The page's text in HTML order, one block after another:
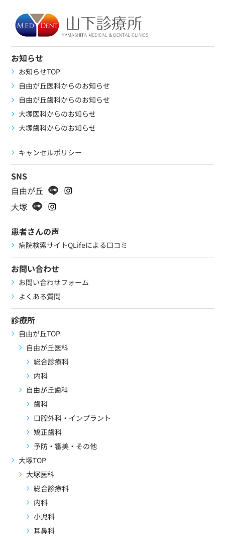
お知らせ
お知らせTOP
自由が丘医科からのお知らせ
自由が丘歯科からのお知らせ
大塚医科からのお知らせ
大塚歯科からのお知らせ
キャンセルポリシー
SNS
自由が丘
大塚
患者さんの声
病院検索サイトQLifeによる口コミ
お問い合わせ
お問い合わせフォーム
よくある質問
診療所
自由が丘TOP
自由が丘医科
総合診療科
内科
自由が丘歯科
歯科
口腔外科・インプラント
矯正歯科
予防・審美・その他
大塚TOP
大塚医科
総合診療科
内科
小児科
耳鼻科